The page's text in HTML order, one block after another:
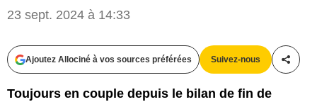
23 sept. 2024 à 14:33
Ajoutez Allociné à vos sources préférées Suivez-nous
Toujours en couple depuis le bilan de fin de